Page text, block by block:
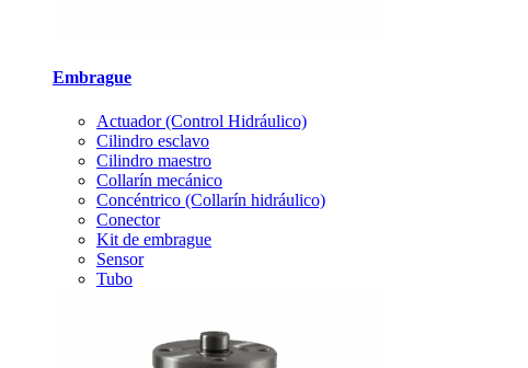
Embrague
Actuador (Control Hidráulico)
Cilindro esclavo
Cilindro maestro
Collarín mecánico
Concéntrico (Collarín hidráulico)
Conector
Kit de embrague
Sensor
Tubo